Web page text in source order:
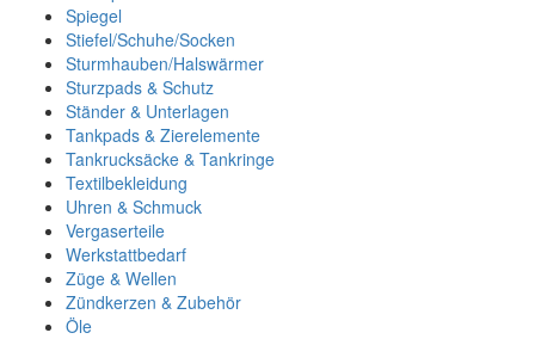
Spiegel
Stiefel/Schuhe/Socken
Sturmhauben/Halswärmer
Sturzpads & Schutz
Ständer & Unterlagen
Tankpads & Zierelemente
Tankrucksäcke & Tankringe
Textilbekleidung
Uhren & Schmuck
Vergaserteile
Werkstattbedarf
Züge & Wellen
Zündkerzen & Zubehör
Öle